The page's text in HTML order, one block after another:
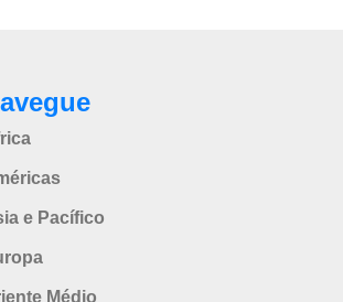
e Pacífico
Médio